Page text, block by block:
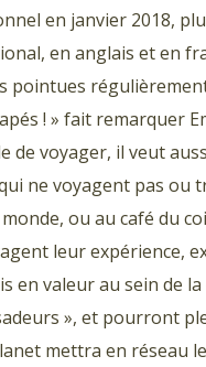
en janvier 2018,
en anglais et en
! » fait remarquer
de voyager, il veut
ne voyagent pas ou
ou au café du
leur expérience,
en valeur au sein de
», et pourront
mettra en réseau